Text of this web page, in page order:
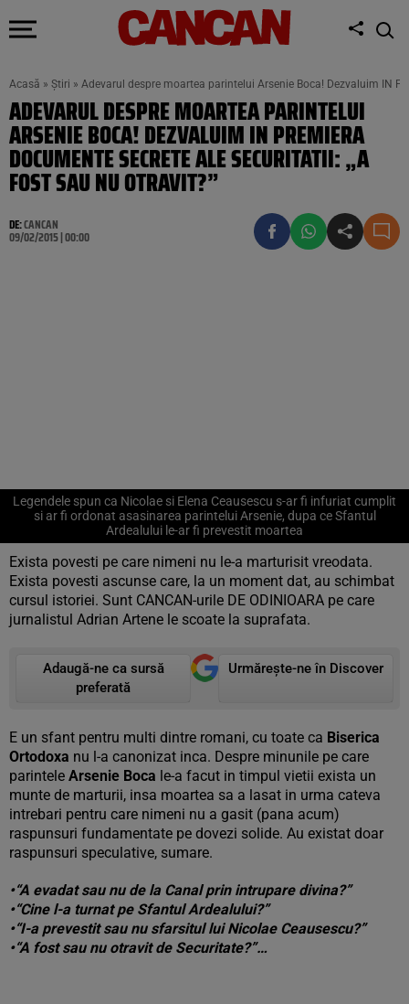
Acasă » Știri » Adevarul despre moartea parintelui Arsenie Boca! Dezvaluim IN
ADEVARUL DESPRE MOARTEA PARINTELUI
ARSENIE BOCA! DEZVALUIM IN PREMIERA
DOCUMENTE SECRETE ALE SECURITATII: „A
FOST SAU NU OTRAVIT?”
DE:CANCAN
09/02/2015 | 00:00
Legendele spun ca Nicolae si Elena Ceausescu s-ar fi infuriat cumplit
si ar fi ordonat asasinarea parintelui Arsenie, dupa ce Sfantul
Ardealului le-ar fi prevestit moartea
Exista povesti pe care nimeni nu le-a marturisit vreodata.
Exista povesti ascunse care, la un moment dat, au schimbat
cursul istoriei. Sunt CANCAN-urile DE ODINIOARA pe care
jurnalistul Adrian Artene le scoate la suprafata.
Adaugă-ne ca sursă
preferată
Urmărește-ne în Discover
E un sfant pentru multi dintre romani, cu toate ca Biserica
Ortodoxa nu l-a canonizat inca. Despre minunile pe care
parintele Arsenie Boca le-a facut in timpul vietii exista un
munte de marturii, insa moartea sa a lasat in urma cateva
intrebari pentru care nimeni nu a gasit (pana acum)
raspunsuri fundamentate pe dovezi solide. Au existat doar
raspunsuri speculative, sumare.
•“A evadat sau nu de la Canal prin intrupare divina?”
•“Cine l-a turnat pe Sfantul Ardealului?”
•“I-a prevestit sau nu sfarsitul lui Nicolae Ceausescu?”
•“A fost sau nu otravit de Securitate?”…